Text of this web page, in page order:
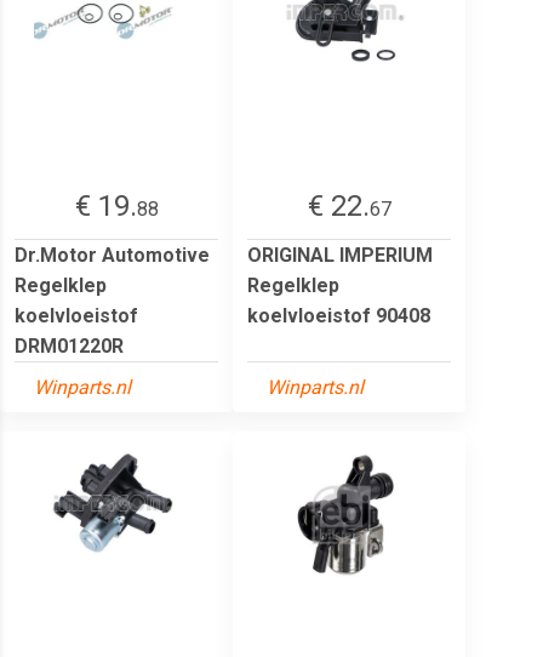
€ 19.88
Dr.Motor Automotive
Regelklep
koelvloeistof
DRM01220R
Winparts.nl
€ 22.67
ORIGINAL IMPERIUM
Regelklep
koelvloeistof 90408
Winparts.nl